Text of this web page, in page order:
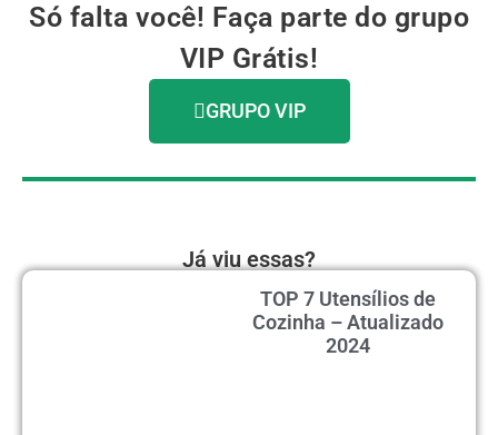
Só falta você! Faça parte do grupo
VIP Grátis!
GRUPO VIP
Já viu essas?
TOP 7 Utensílios de
Cozinha – Atualizado
2024